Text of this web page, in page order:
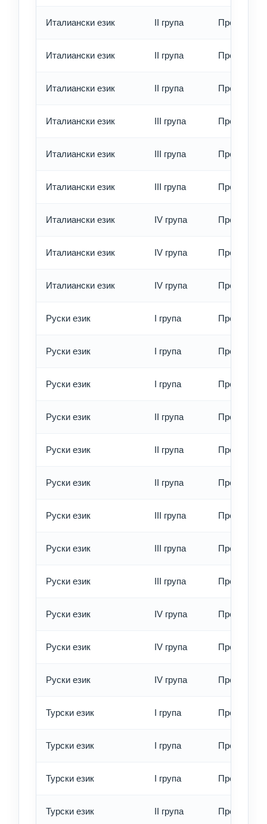
Италиански език II група Превод -
Италиански език II група Превод -
Италиански език II група Превод -
Италиански език III група Превод -
Италиански език III група Превод -
Италиански език III група Превод -
Италиански език IV група Превод -
Италиански език IV група Превод -
Италиански език IV група Превод -
Руски език I група Превод -
Руски език I група Превод -
Руски език I група Превод -
Руски език II група Превод -
Руски език II група Превод -
Руски език II група Превод -
Руски език III група Превод -
Руски език III група Превод -
Руски език III група Превод -
Руски език IV група Превод -
Руски език IV група Превод -
Руски език IV група Превод -
Турски език I група Превод -
Турски език I група Превод -
Турски език I група Превод -
Турски език II група Превод -